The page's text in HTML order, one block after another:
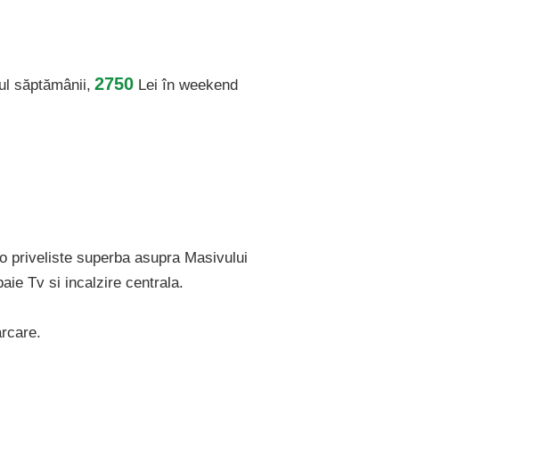
săptămânii, 2750 Lei în weekend
priveliste superba asupra Masivului
Tv si incalzire centrala.